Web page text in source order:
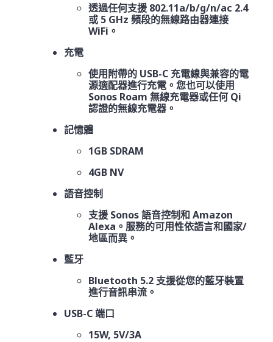
透過任何支援 802.11a/b/g/n/ac 2.4
或 5 GHz 頻段的無線路由器連接
WiFi。
充電
使用附帶的 USB-C 充電線與兼容的電
源適配器進行充電。您也可以使用
Sonos Roam 無線充電器或任何 Qi
認證的無線充電器。
記憶體
1GB SDRAM
4GB NV
語音控制
支援 Sonos 語音控制和 Amazon
Alexa。服務的可用性依語言和國家/
地區而異。
藍牙
Bluetooth 5.2 支援從您的藍牙裝置
進行音訊串流。
USB-C 端口
15W, 5V/3A